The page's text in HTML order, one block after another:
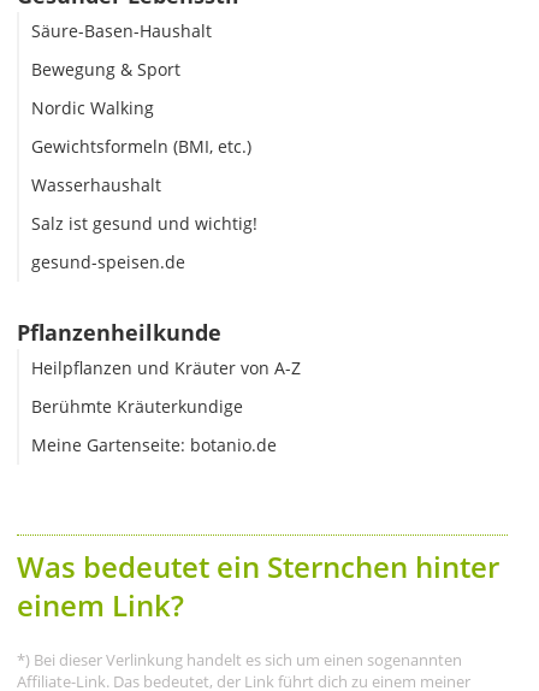
Säure-Basen-Haushalt
Bewegung & Sport
Nordic Walking
Gewichtsformeln (BMI, etc.)
Wasserhaushalt
Salz ist gesund und wichtig!
gesund-speisen.de
Pflanzenheilkunde
Heilpflanzen und Kräuter von A-Z
Berühmte Kräuterkundige
Meine Gartenseite: botanio.de
Was bedeutet ein Sternchen hinter
einem Link?
*) Bei dieser Verlinkung handelt es sich um einen sogenannten
Affiliate-Link. Das bedeutet, der Link führt dich zu einem meiner